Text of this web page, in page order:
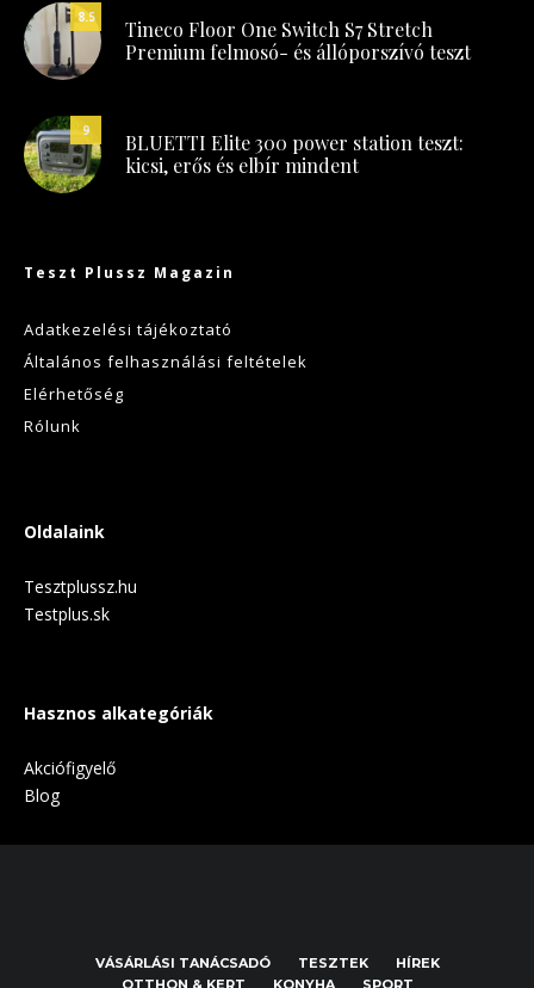
8.5
Tineco Floor One Switch S7 Stretch
Premium felmosó- és állóporszívó teszt
9
BLUETTI Elite 300 power station teszt:
kicsi, erős és elbír mindent
Teszt Plussz Magazin
Adatkezelési tájékoztató
Általános felhasználási feltételek
Elérhetőség
Rólunk
Oldalaink
Tesztplussz.hu
Testplus.sk
Hasznos alkategóriák
Akciófigyelő
Blog
VÁSÁRLÁSI TANÁCSADÓ TESZTEK
HÍREK
OTTHON & KERT
KONYHA SPORT